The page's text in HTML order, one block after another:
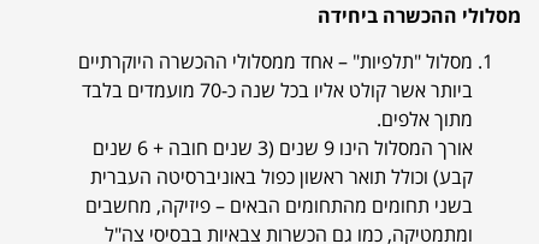
מסלולי ההכשרה ביחידה
מסלול "תלפיות" – אחד ממסלולי ההכשרה היוקרתיים
ביותר אשר קולט אליו בכל שנה כ-70 מועמדים בלבד
מתוך אלפים.
אורך המסלול הינו 9 שנים (3 שנים חובה + 6 שנים
קבע) וכולל תואר ראשון כפול באוניברסיטה העברית
בשני תחומים מהתחומים הבאים – פיזיקה, מחשבים
ומתמטיקה, כמו גם הכשרות צבאיות בבסיסי צה"ל